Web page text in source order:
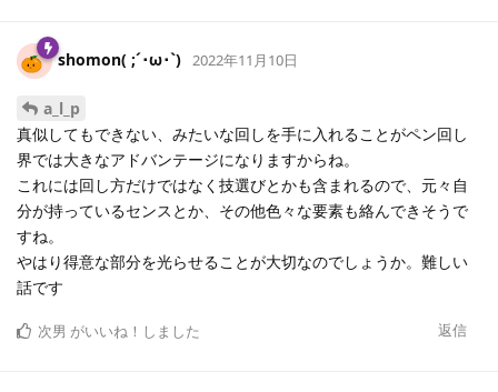
shomon( ;´･ω･`) 2022年11月10日
a_l_p
真似してもできない、みたいな回しを手に入れることがペン回し
界では大きなアドバンテージになりますからね。
これには回し方だけではなく技選びとかも含まれるので、元々自
分が持っているセンスとか、その他色々な要素も絡んできそうで
すね。
やはり得意な部分を光らせることが大切なのでしょうか。難しい
話です
返信
次男 がいいね！しました